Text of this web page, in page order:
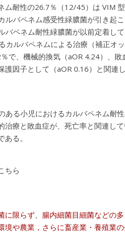
ム耐性の26.7％（12/45）は VIM
ルバペネム感受性緑膿菌が引き起
バペネム耐性緑膿菌が以前定着し
カルバペネムによる治療（補正オ
で、機械的換気（aOR 4.24）、
因子として（aOR 0.16）と関連し
ある小児におけるカルバペネム耐
治療と敗血症が、死亡率と関連し
る。
ちら
に限らず、腸内細菌目細菌などの
境や農業，さらに畜産業・養殖業